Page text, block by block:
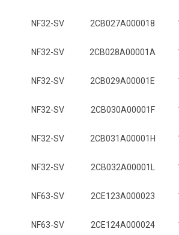
NF32-SV 2CB027A000018
NF32-SV 2CB028A00001A
NF32-SV 2CB029A00001E
NF32-SV 2CB030A00001F
NF32-SV 2CB031A00001H
NF32-SV 2CB032A00001L
NF63-SV 2CE123A000023
NF63-SV 2CE124A000024